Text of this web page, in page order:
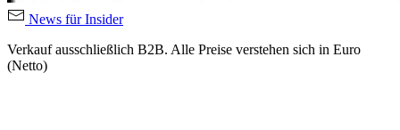
News für Insider
Verkauf ausschließlich B2B. Alle Preise verstehen sich in Euro
(Netto)